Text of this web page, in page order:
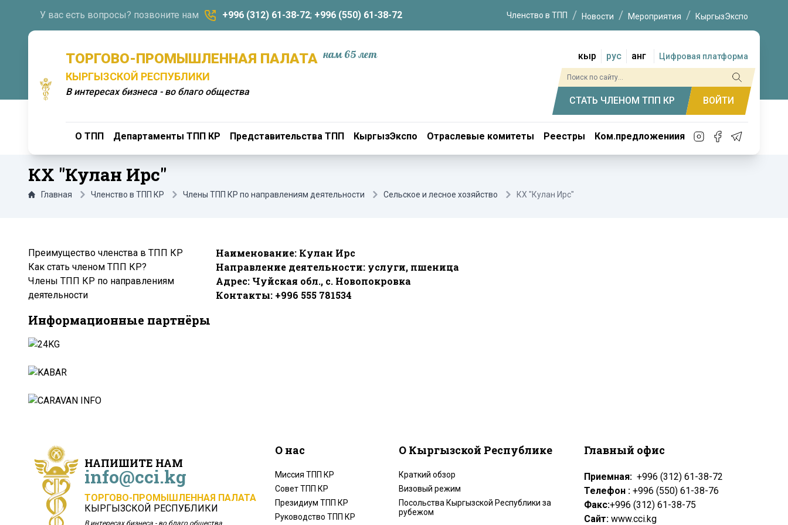
У вас есть вопросы? позвоните нам +996 (312) 61-38-72; +996 (550) 61-38-72 Членство в ТПП Новости Мероприятия КыргызЭкспо
ТОРГОВО-ПРОМЫШЛЕННАЯ ПАЛАТА нам 65 лет
КЫРГЫЗСКОЙ РЕСПУБЛИКИ
В интересах бизнеса - во благо общества
кыр рус анг Цифровая платформа
СТАТЬ ЧЛЕНОМ ТПП КР ВОЙТИ
О ТПП Департаменты ТПП КР Представительства ТПП КыргызЭкспо Отраслевые комитеты Реестры Ком.предложениия
КХ "Кулан Ирс"
Главная Членство в ТПП КР Члены ТПП КР по направлениям деятельности Сельское и лесное хозяйство КХ "Кулан Ирс"
Преимущество членства в ТПП КР
Как стать членом ТПП КР?
Члены ТПП КР по направлениям
деятельности
Информационные партнёры
Наименование: Кулан Ирс
Направление деятельности: услуги, пшеница
Адрес: Чуйская обл., с. Новопокровка
Контакты: +996 555 781534
НАПИШИТЕ НАМ
info@cci.kg
ТОРГОВО-ПРОМЫШЛЕННАЯ ПАЛАТА
КЫРГЫЗСКОЙ РЕСПУБЛИКИ
В интересах бизнеса - во благо общества
О нас
Миссия ТПП КР
Совет ТПП КР
Президиум ТПП КР
Руководство ТПП КР
О Кыргызской Республике
Краткий обзор
Визовый режим
Посольства Кыргызской Республики за
рубежом
Главный офис
Приемная:+996 (312) 61-38-72
Телефон :+996 (550) 61-38-76
Факс:+996 (312) 61-38-75
Сайт:www.cci.kg